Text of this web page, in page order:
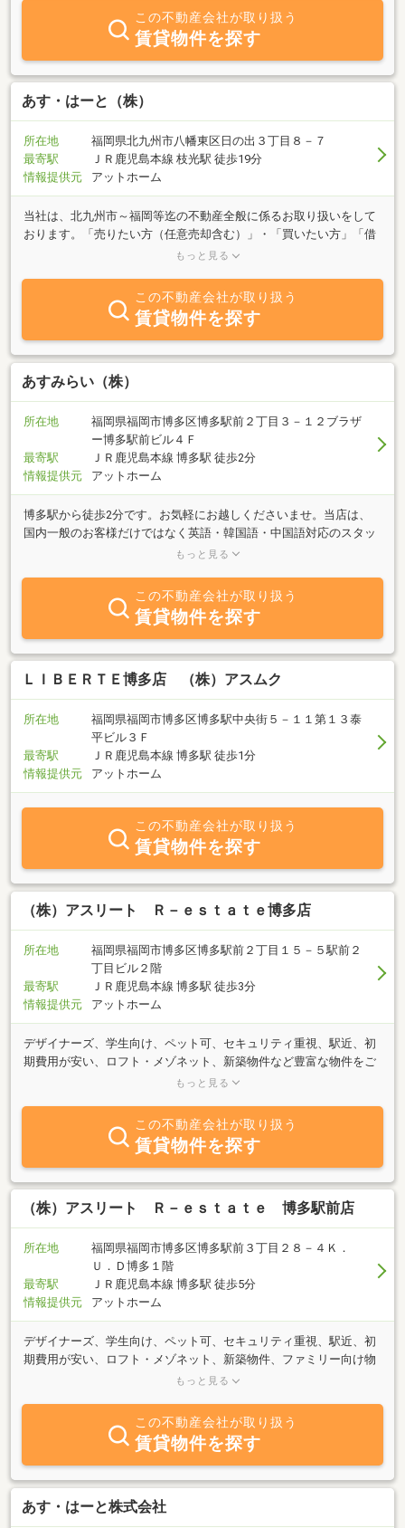
下さい。お客様のご来店をお待ちしております。
この不動産会社が取り扱う
賃貸物件を探す
あす・はーと（株）
所在地
福岡県北九州市八幡東区日の出３丁目８－７
最寄駅
ＪＲ鹿児島本線 枝光駅 徒歩19分
情報提供元
アットホーム
当社は、北九州市～福岡等迄の不動産全般に係るお取り扱いをして
おります。「売りたい方（任意売却含む）」・「買いたい方」「借
りたい方」・「管理を任せたい方」等、不動産の事なら何でもお気
をサポート致します。どんな小さな事でもかまいません。まずは、
あす・はーとにご一報下さい！！
もっと見る
この不動産会社が取り扱う
賃貸物件を探す
あすみらい（株）
所在地
福岡県福岡市博多区博多駅前２丁目３－１２ブラザ
ー博多駅前ビル４Ｆ
最寄駅
ＪＲ鹿児島本線 博多駅 徒歩2分
情報提供元
アットホーム
博多駅から徒歩2分です。お気軽にお越しくださいませ。当店は、
国内一般のお客様だけではなく英語・韓国語・中国語対応のスタッ
フも在籍。グローバルな不動産会社です！賃貸は仲介手数料不要の
もっと見る
この不動産会社が取り扱う
賃貸物件を探す
ＬＩＢＥＲＴＥ博多店 （株）アスムク
所在地
福岡県福岡市博多区博多駅中央街５－１１第１３泰
平ビル３Ｆ
最寄駅
ＪＲ鹿児島本線 博多駅 徒歩1分
情報提供元
アットホーム
この不動産会社が取り扱う
賃貸物件を探す
（株）アスリート Ｒ－ｅｓｔａｔｅ博多店
所在地
福岡県福岡市博多区博多駅前２丁目１５－５駅前２
丁目ビル２階
最寄駅
ＪＲ鹿児島本線 博多駅 徒歩3分
情報提供元
アットホーム
デザイナーズ、学生向け、ペット可、セキュリティ重視、駅近、初
期費用が安い、ロフト・メゾネット、新築物件など豊富な物件をご
用意しています。福岡の賃貸マンション、賃貸アパート、賃貸管理
もっと見る
この不動産会社が取り扱う
賃貸物件を探す
（株）アスリート Ｒ－ｅｓｔａｔｅ 博多駅前店
所在地
福岡県福岡市博多区博多駅前３丁目２８－４Ｋ．
Ｕ．Ｄ博多１階
最寄駅
ＪＲ鹿児島本線 博多駅 徒歩5分
情報提供元
アットホーム
デザイナーズ、学生向け、ペット可、セキュリティ重視、駅近、初
期費用が安い、ロフト・メゾネット、新築物件、ファミリー向け物
件など豊富な物件をご用意しています。福岡市内の物件は全てご紹
もっと見る
この不動産会社が取り扱う
賃貸物件を探す
あす・はーと株式会社